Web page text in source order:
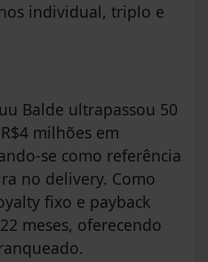
individual, triplo e
Balde ultrapassou 50
milhões em
se como referência
no delivery. Como
fixo e payback
meses, oferecendo